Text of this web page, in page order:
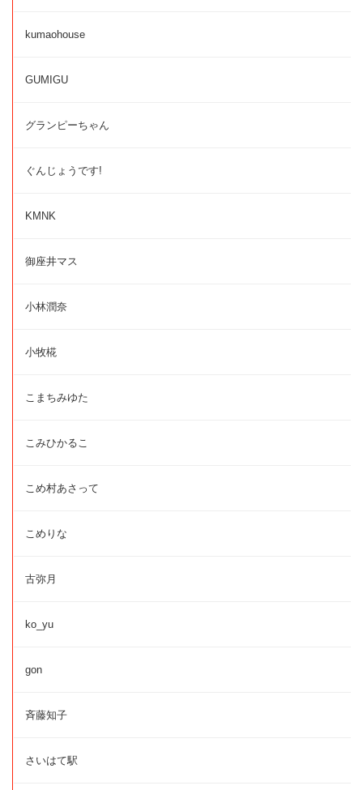
kumaohouse
GUMIGU
グランピーちゃん
ぐんじょうです!
KMNK
御座井マス
小林潤奈
小牧椛
こまちみゆた
こみひかるこ
こめ村あさって
こめりな
古弥月
ko_yu
gon
斉藤知子
さいはて駅